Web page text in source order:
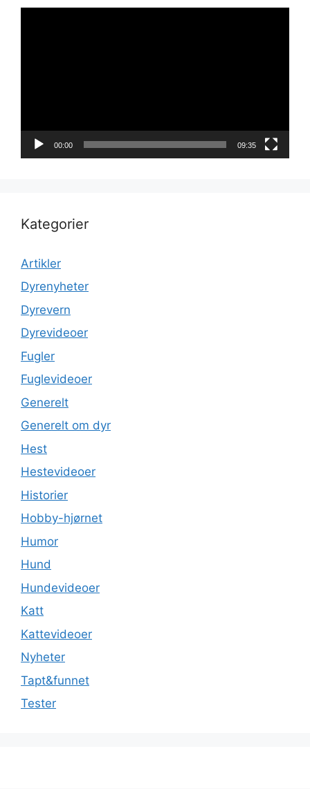
00:00 09:35
Kategorier
Artikler
Dyrenyheter
Dyrevern
Dyrevideoer
Fugler
Fuglevideoer
Generelt
Generelt om dyr
Hest
Hestevideoer
Historier
Hobby-hjørnet
Humor
Hund
Hundevideoer
Katt
Kattevideoer
Nyheter
Tapt&funnet
Tester